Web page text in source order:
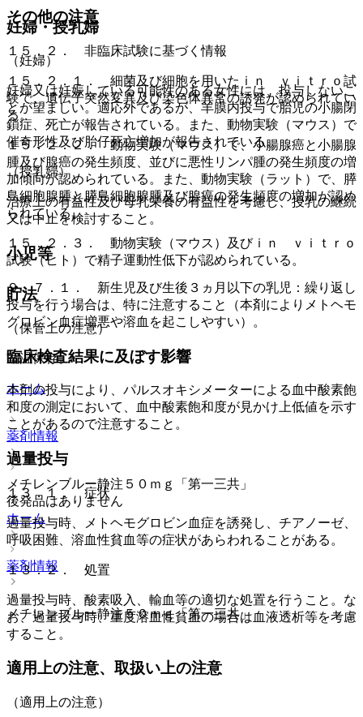
その他の注意
１５．２． 非臨床試験に基づく情報
１５．２．１． 細菌及び細胞を用いたｉｎ ｖｉｔｒｏ試
験で、遺伝子突然変異及び染色体異常の誘発が認められてい
る。
１５．２．２． 動物実験（マウス）で、小腸腺癌と小腸腺
腫及び腺癌の発生頻度、並びに悪性リンパ腫の発生頻度の増
加傾向が認められている。また、動物実験（ラット）で、膵
島細胞腺腫と膵島細胞腺腫及び腺癌の発生頻度の増加が認め
られている。
１５．２．３． 動物実験（マウス）及びｉｎ ｖｉｔｒｏ
試験（ヒト）で精子運動性低下が認められている。
貯法
（保管上の注意）
室温保存。
ホーム
薬剤情報
メチレンブルー静注５０ｍｇ「第一三共」
後発品はありません
ホーム
薬剤情報
メチレンブルー静注５０ｍｇ「第一三共」
妊婦・授乳婦
（妊婦）
妊婦又は妊娠している可能性のある女性には、投与しないこ
とが望ましい。適応外であるが、羊膜内投与で胎児の小腸閉
鎖症、死亡が報告されている。また、動物実験（マウス）で
催奇形性及び胎仔死亡増加が報告されている。
（授乳婦）
治療上の有益性及び母乳栄養の有益性を考慮し、授乳の継続
又は中止を検討すること。
小児等
９．７．１． 新生児及び生後３ヵ月以下の乳児：繰り返し
投与を行う場合は、特に注意すること（本剤によりメトヘモ
グロビン血症増悪や溶血を起こしやすい）。
臨床検査結果に及ぼす影響
本剤の投与により、パルスオキシメーターによる血中酸素飽
和度の測定において、血中酸素飽和度が見かけ上低値を示す
ことがあるので注意すること。
過量投与
１３．１． 症状
過量投与時、メトヘモグロビン血症を誘発し、チアノーゼ、
呼吸困難、溶血性貧血等の症状があらわれることがある。
１３．２． 処置
過量投与時、酸素吸入、輸血等の適切な処置を行うこと。な
お、過量投与時、重度溶血性貧血の場合は血液透析等を考慮
すること。
適用上の注意、取扱い上の注意
（適用上の注意）